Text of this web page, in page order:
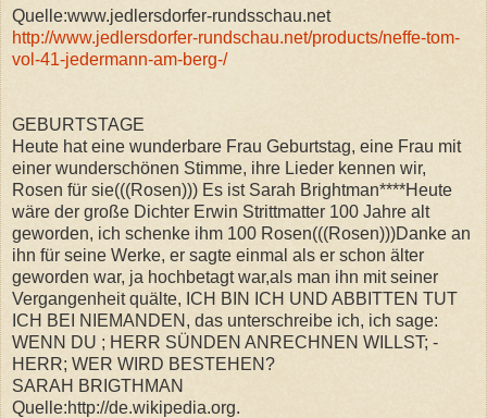
Quelle:www.jedlersdorfer-rundsschau.net
http://www.jedlersdorfer-rundschau.net/products/neffe-tom-
vol-41-jedermann-am-berg-/
GEBURTSTAGE
Heute hat eine wunderbare Frau Geburtstag, eine Frau mit
einer wunderschönen Stimme, ihre Lieder kennen wir,
Rosen für sie(((Rosen))) Es ist Sarah Brightman****Heute
wäre der große Dichter Erwin Strittmatter 100 Jahre alt
geworden, ich schenke ihm 100 Rosen(((Rosen)))Danke an
ihn für seine Werke, er sagte einmal als er schon älter
geworden war, ja hochbetagt war,als man ihn mit seiner
Vergangenheit quälte, ICH BIN ICH UND ABBITTEN TUT
ICH BEI NIEMANDEN, das unterschreibe ich, ich sage:
WENN DU ; HERR SÜNDEN ANRECHNEN WILLST; -
HERR; WER WIRD BESTEHEN?
SARAH BRIGTHMAN
Quelle:http://de.wikipedia.org.